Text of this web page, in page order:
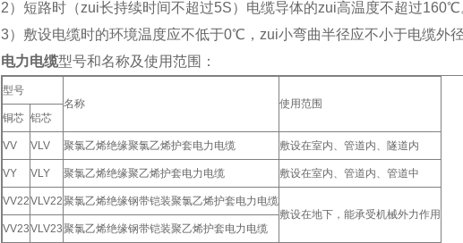
2）短路时（zui长持续时间不超过5S）电缆导体的zui高温度不超过160℃
3）敷设电缆时的环境温度应不低于0℃，zui小弯曲半径应不小于电缆外径
电力电缆型号和名称及使用范围：
型号
名称
使用范围
铜芯 铝芯
VV VLV 聚氯乙烯绝缘聚氯乙烯护套电力电缆 敷设在室内、管道内、隧道内
VY VLY 聚氯乙烯绝缘聚乙烯护套电力电缆 敷设在室内、管道内、管道中
VV22VLV22聚氯乙烯绝缘钢带铠装聚氯乙烯护套电力电缆
敷设在地下，能承受机械外力作用
VV23VLV23聚氯乙烯绝缘钢带铠装聚乙烯护套电力电缆